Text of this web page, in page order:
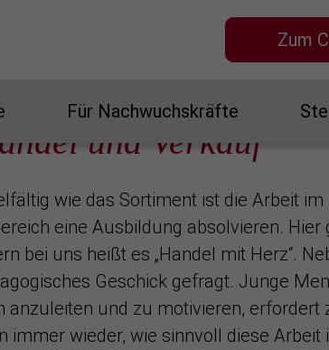
Zum
Für Nachwuchskräfte
und Verkauf
wie das Sortiment ist die Arbeit im
eine Ausbildung absolvieren. Hier
bei uns heißt es „Handel mit Herz“.
Geschick gefragt. Junge
anzuleiten und zu motivieren, erfordert
immer wieder, wie sinnvoll diese Arbeit